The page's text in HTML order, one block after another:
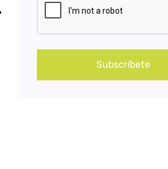
Subscríbete